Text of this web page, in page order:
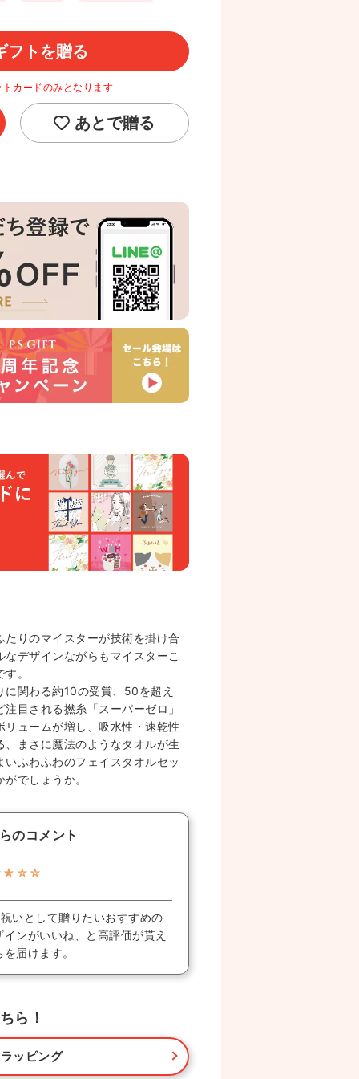
フトを贈る
カードのみとなります
あとで贈る
りのマイスターが技術を掛け合
デザインながらもマイスターこ
。
関わる約10の受賞、50を超え
目される撚糸「スーパーゼロ」
ュームが増し、吸水性・速乾性
まさに魔法のようなタオルが生
ふわふわのフェイスタオルセッ
でしょうか。
のコメント
いとして贈りたいおすすめの
ンがいいね、と高評価が貰え
届けます。
ら！
ッピング